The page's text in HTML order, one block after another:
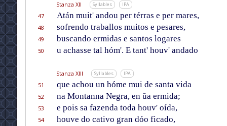
Stanza XII Syllables IPA
47 Atán muit' andou per térras e per mares,
48
sofrendo traballos muitos e pesares,
49
buscando ermidas e santos logares
50
u achasse tal hóm'. E tant' houv' andado
Stanza XIII Syllables IPA
51 que achou un hóme mui de santa vida
52
na Montanna Negra, en ũa ermida;
53
e pois sa fazenda toda houv' oída,
54
houve do cativo gran dóo ficado,